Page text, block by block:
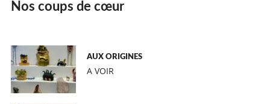
Nos coups de cœur
AUX ORIGINES
A VOIR